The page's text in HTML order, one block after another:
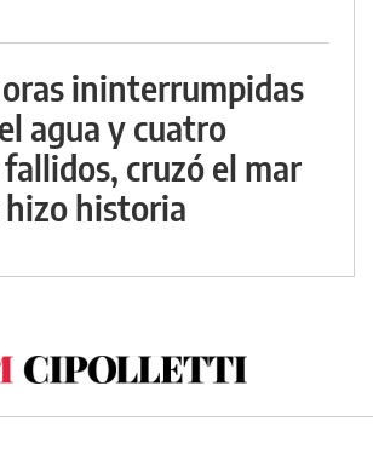
ininterrumpidas
agua y cuatro
cruzó el mar
historia